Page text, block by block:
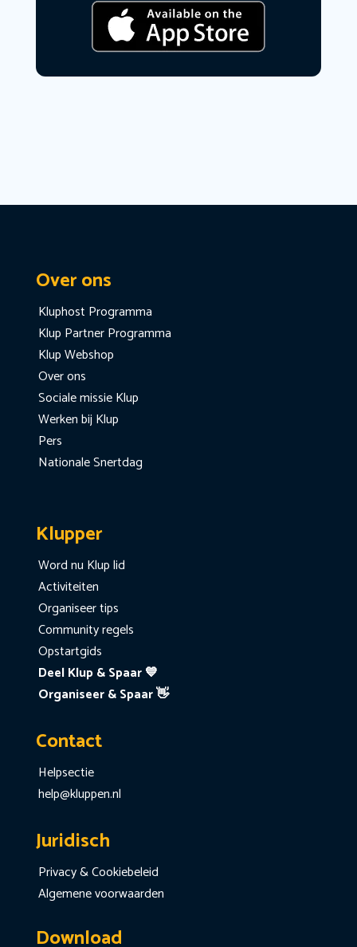
Over ons
Kluphost Programma
Klup Partner Programma
Klup Webshop
Over ons
Sociale missie Klup
Werken bij Klup
Pers
Nationale Snertdag
Klupper
Word nu Klup lid
Activiteiten
Organiseer tips
Community regels
Opstartgids
Deel Klup & Spaar 💙
Organiseer & Spaar 👋
Contact
Helpsectie
help@kluppen.nl
Juridisch
Privacy & Cookiebeleid
Algemene voorwaarden
Download